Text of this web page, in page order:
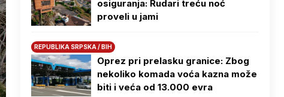
osiguranja: Rudari treću noć
proveli u jami
REPUBLIKA SRPSKA / BIH
Oprez pri prelasku granice: Zbog
nekoliko komada voća kazna može
biti i veća od 13.000 evra